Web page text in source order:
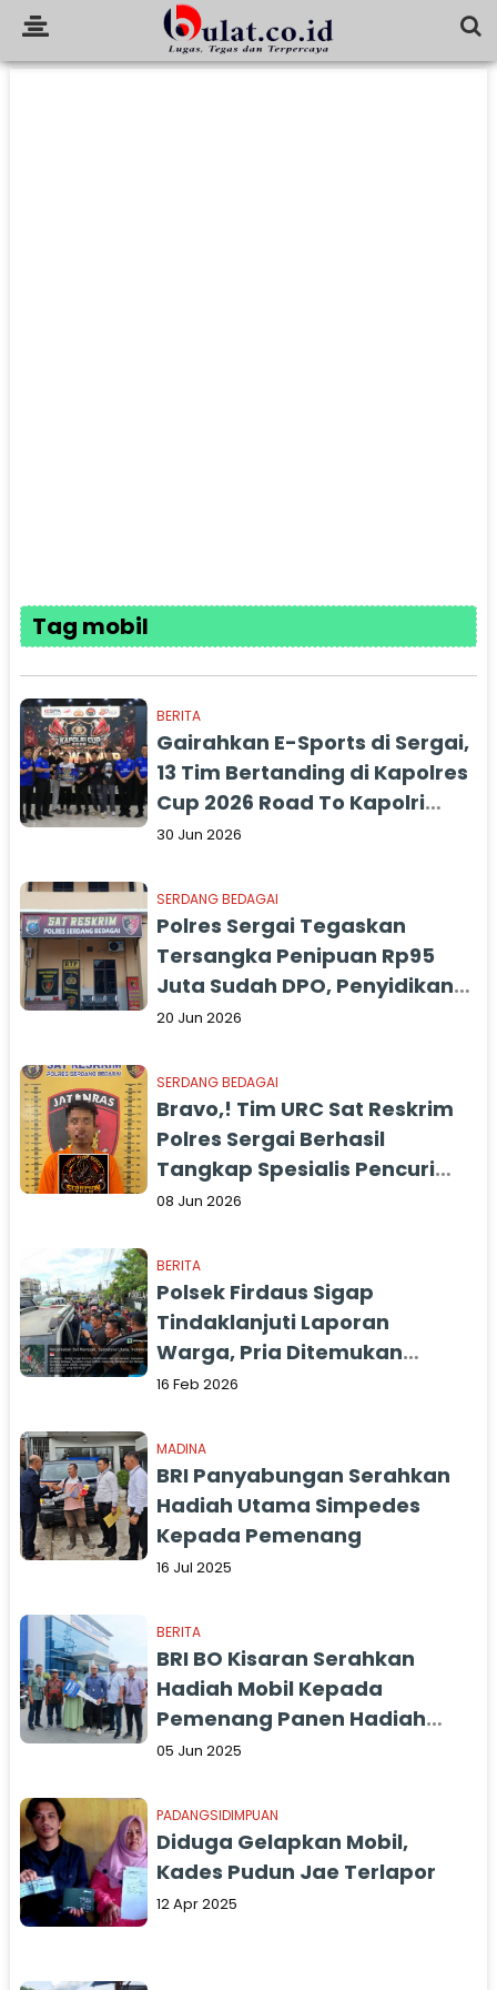
Tag mobil
BERITA
Gairahkan E-Sports di Sergai,
13 Tim Bertanding di Kapolres
Cup 2026 Road To Kapolri
Cup
30 Jun 2026
SERDANG BEDAGAI
Polres Sergai Tegaskan
Tersangka Penipuan Rp95
Juta Sudah DPO, Penyidikan
Masih Berjalan
20 Jun 2026
SERDANG BEDAGAI
Bravo,! Tim URC Sat Reskrim
Polres Sergai Berhasil
Tangkap Spesialis Pencuri
Mobil Pick Up
08 Jun 2026
BERITA
Polsek Firdaus Sigap
Tindaklanjuti Laporan
Warga, Pria Ditemukan
Meninggal di Dalam Mobil
16 Feb 2026
MADINA
BRI Panyabungan Serahkan
Hadiah Utama Simpedes
Kepada Pemenang
16 Jul 2025
BERITA
BRI BO Kisaran Serahkan
Hadiah Mobil Kepada
Pemenang Panen Hadiah
Simpedes Semester II 2024
05 Jun 2025
PADANGSIDIMPUAN
Diduga Gelapkan Mobil,
Kades Pudun Jae Terlapor
12 Apr 2025